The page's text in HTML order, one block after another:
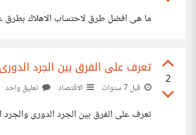
ما هى افضل طرق لاحتساب الاهلاك بطرق
2
تعرف على الفرق بين الجرد
قبل 7 سنوات الاقتصاد تعليق واحد
تعرف على الفرق بين الجرد الدورى والجرد